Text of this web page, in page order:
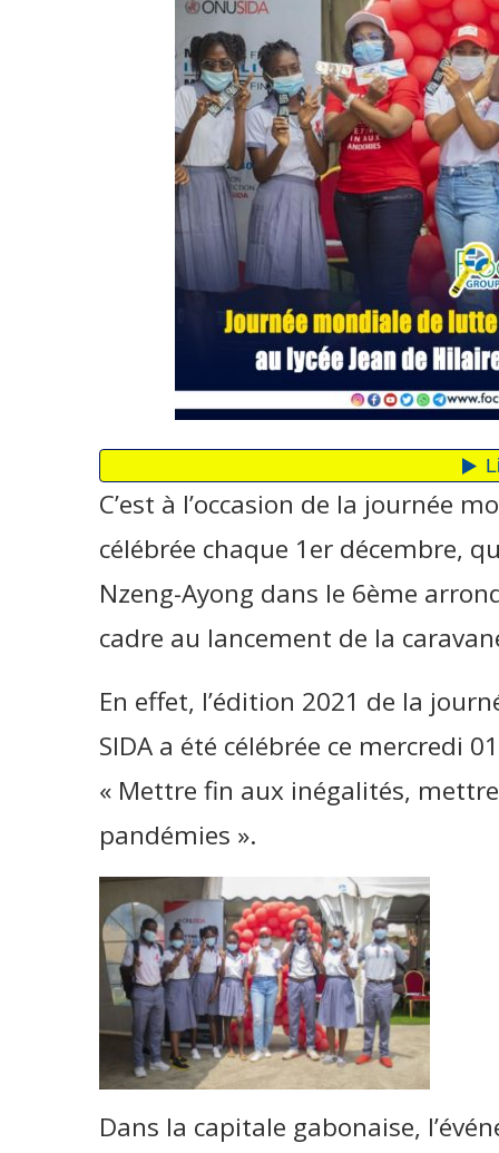
C’est à l’occasion de la journée
célébrée chaque 1er décembre,
Nzeng-Ayong dans le 6ème
cadre au lancement de la
En effet, l’édition 2021 de la
SIDA a été célébrée ce mercredi
« Mettre fin aux inégalités,
pandémies ».
Dans la capitale gabonaise,